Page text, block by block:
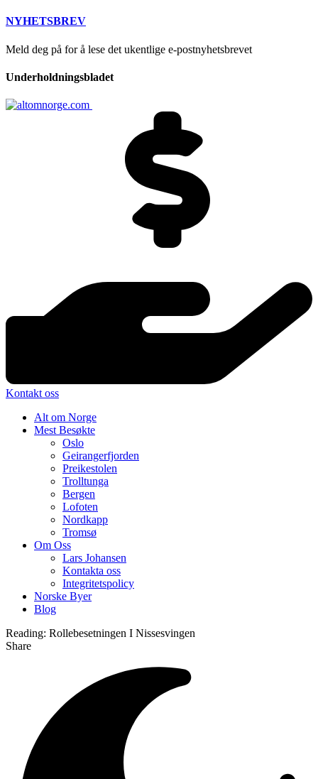
NYHETSBREV
Meld deg på for å lese det ukentlige e-postnyhetsbrevet
Underholdningsbladet
Kontakt oss
Alt om Norge
Mest Besøkte
Oslo
Geirangerfjorden
Preikestolen
Trolltunga
Bergen
Lofoten
Nordkapp
Tromsø
Om Oss
Lars Johansen
Kontakta oss
Integritetspolicy
Norske Byer
Blog
Reading: Rollebesetningen I Nissesvingen
Share